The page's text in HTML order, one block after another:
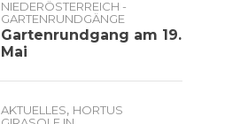
NIEDERÖSTERREICH -
GARTENRUNDGÄNGE
Gartenrundgang am 19.
Mai
AKTUELLES, HORTUS